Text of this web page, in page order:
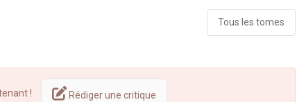
Tous les tomes
! Rédiger une critique